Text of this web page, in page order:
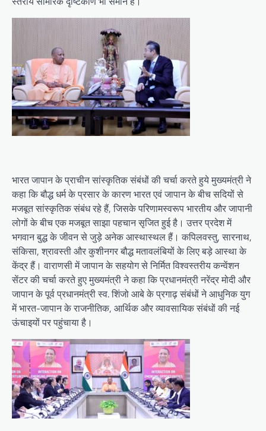
भारत जापान के प्राचीन सांस्कृतिक संबंधों की चर्चा करते हुये मुख्यमंत्री ने
कहा कि बौद्ध धर्म के प्रसार के कारण भारत एवं जापान के बीच सदियों से
मजबूत सांस्कृतिक संबंध रहे हैं, जिसके परिणामस्वरूप भारतीय और जापानी
लोगों के बीच एक मजबूत साझा पहचान सृजित हुई है। उत्तर प्रदेश में
भगवान बुद्ध के जीवन से जुड़े अनेक आस्थास्थल हैं। कपिलवस्तु, सारनाथ,
संकिसा, श्रावस्ती और कुशीनगर बौद्ध मतावलंबियों के लिए बड़े आस्था के
केंद्र हैं। वाराणसी में जापान के सहयोग से निर्मित विश्वस्तरीय कन्वेंशन
सेंटर की चर्चा करते हुए मुख्यमंत्री ने कहा कि प्रधानमंत्री नरेंद्र मोदी और
जापान के पूर्व प्रधानमंत्री स्व. शिंजो आबे के प्रगाढ़ संबंधों ने आधुनिक युग
में भारत-जापान के राजनीतिक, आर्थिक और व्यावसायिक संबंधों की नई
ऊंचाइयों पर पहुंचाया है।